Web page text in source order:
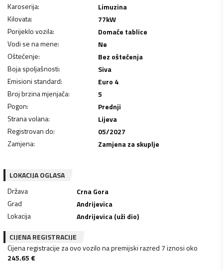
Karoserija:
Limuzina
Kilovata: 77kW
Porijeklo vozila:
Domaće tablice
Vodi se na mene:
Ne
Oštećenje:
Bez oštećenja
Boja spoljašnosti:
Siva
Emisioni standard:
Euro 4
Broj brzina mjenjača:
5
Pogon:
Prednji
Strana volana:
Lijeva
Registrovan do:
05/2027
Zamjena: Zamjena za skuplje
LOKACIJA OGLASA
Država
Crna Gora
Grad
Andrijevica
Lokacija
Andrijevica (uži dio)
CIJENA REGISTRACIJE
Cijena registracije za ovo vozilo na premijski razred 7 iznosi oko
245.65 €